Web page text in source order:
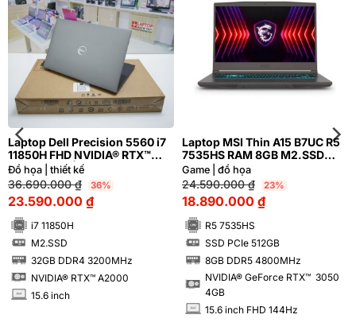
Laptop Dell Precision 5560 i7
11850H FHD NVIDIA® RTX™
A2000 4GB | Hàng xách tay
98%
Đồ họa | thiết kế
36.690.000₫ 36%
23.590.000 ₫
i7 11850H
SSD M2.SSD
32GB DDR4 3200MHz
NVIDIA® RTX™ A2000
INCH 15.6 inch
Laptop MSI Thin A15 B7UC R5
7535HS RAM 8GB M2.SSD
512GB FHD 144Hz NVIDIA®
GeForce RTX™ 3050 4GB
Game | đồ họa
24.590.000₫ 23%
18.890.000 ₫
R5 7535HS
SSD SSD PCIe 512GB
8GB DDR5 4800MHz
NVIDIA® GeForce RTX™ 3050
4GB
INCH 15.6 inch FHD 144Hz